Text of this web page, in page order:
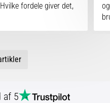
fordele giver det,
af 5